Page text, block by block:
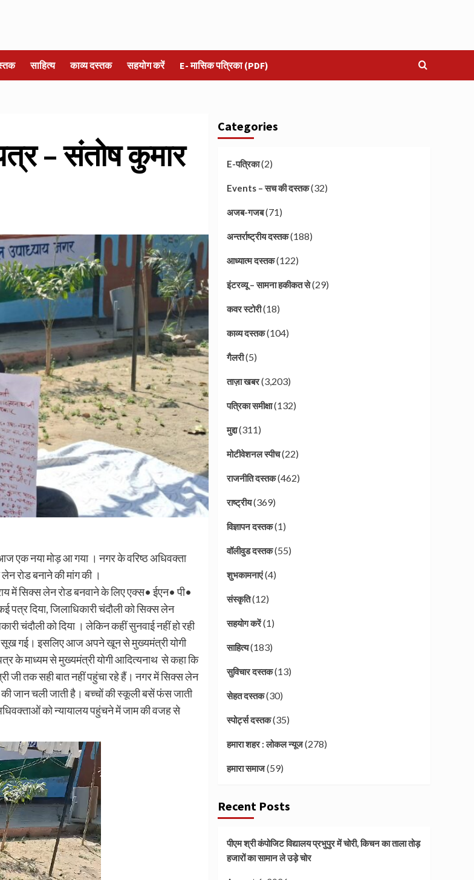
साहित्य काव्य दस्तक सहयोग करें E- मासिक पत्रिका (PDF)
– संतोष कुमार
एक नया मोड़ आ गया । नगर के वरिष्ठ अधिवक्ता
रोड बनाने की मांग की ।
में सिक्स लेन रोड बनवाने के लिए एक्स• ईएन• पी•
पत्र दिया, जिलाधिकारी चंदौली को सिक्स लेन
चंदौली को दिया । लेकिन कहीं सुनवाई नहीं हो रही
सूख गई। इसलिए आज अपने खून से मुख्यमंत्री योगी
के माध्यम से मुख्यमंत्री योगी आदित्यनाथ से कहा कि
जी तक सही बात नहीं पहुंचा रहे हैं। नगर में सिक्स लेन
जान चली जाती है। बच्चों की स्कूली बसें फंस जाती
को न्यायालय पहुंचने में जाम की वजह से
Categories
E-पत्रिका(2)
Events – सच की दस्तक(32)
अजब-गजब(71)
अन्तर्राष्ट्रीय दस्तक(188)
आध्यात्म दस्तक(122)
इंटरव्यू – सामना हकीकत से(29)
कवर स्टोरी(18)
काव्य दस्तक(104)
गैलरी(5)
ताज़ा खबर(3,203)
पत्रिका समीक्षा(132)
मुद्दा(311)
मोटीवेशनल स्पीच(22)
राजनीति दस्तक(462)
राष्ट्रीय(369)
विज्ञापन दस्तक(1)
वॉलीवुड दस्तक(55)
शुभकामनाएं(4)
संस्कृति(12)
सहयोग करें(1)
साहित्य(183)
सुविचार दस्तक(13)
सेहत दस्तक(30)
स्पोर्ट्स दस्तक(35)
हमारा शहर : लोकल न्यूज(278)
हमारा समाज(59)
Recent Posts
पीएम श्री कंपोजिट विद्यालय प्रभुपुर में चोरी, किचन का ताला तोड़
हजारों का सामान ले उड़े चोर